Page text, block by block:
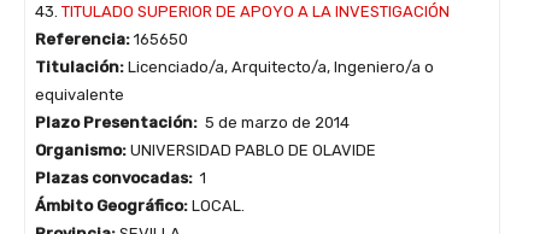
43. TITULADO SUPERIOR DE APOYO A LA INVESTIGACIÓN
Referencia: 165650
Titulación: Licenciado/a, Arquitecto/a, Ingeniero/a o
equivalente
Plazo Presentación: 5 de marzo de 2014
Organismo: UNIVERSIDAD PABLO DE OLAVIDE
Plazas convocadas: 1
Ámbito Geográfico: LOCAL.